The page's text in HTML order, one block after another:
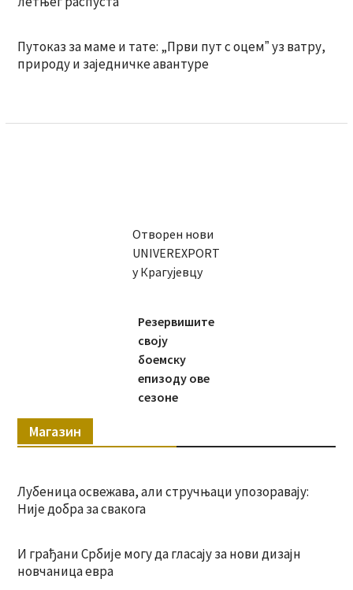
Путоказ за маме и тате: „Први пут с оцемˮ уз ватру,
природу и заједничке авантуре
Отворен нови
UNIVEREXPORT
у Крагујевцу
Резервишите
своју
боемску
епизоду ове
сезоне
Магазин
Лубеница освежава, али стручњаци упозоравају:
Није добра за свакога
И грађани Србије могу да гласају за нови дизајн
новчаница евра